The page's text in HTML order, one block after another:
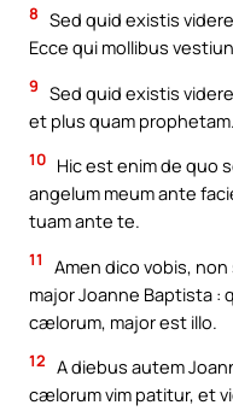
8 Sed quid existis
Ecce qui mollibus
9 Sed quid existis
et plus quam prophetam.
10 Hic est enim de quo
angelum meum ante
tuam ante te.
11
Amen dico vobis,
major Joanne Baptista :
cælorum, major est illo.
12 A diebus autem
cælorum vim patitur, et